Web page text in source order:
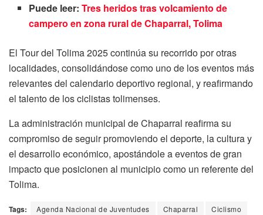
Puede leer:Tres heridos tras volcamiento de
campero en zona rural de Chaparral, Tolima
El Tour del Tolima 2025 continúa su recorrido por otras
localidades, consolidándose como uno de los eventos más
relevantes del calendario deportivo regional, y reafirmando
el talento de los ciclistas tolimenses.
La administración municipal de Chaparral reafirma su
compromiso de seguir promoviendo el deporte, la cultura y
el desarrollo económico, apostándole a eventos de gran
impacto que posicionen al municipio como un referente del
Tolima.
Tags: Agenda Nacional de Juventudes Chaparral
Ciclismo